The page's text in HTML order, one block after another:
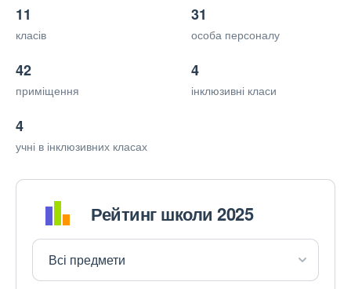
11
класів
31
особа персоналу
42
приміщення
4
інклюзивні класи
4
учні в інклюзивних класах
Рейтинг школи 2025